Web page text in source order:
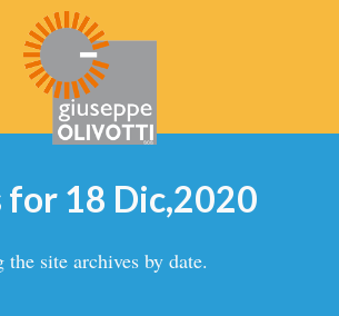
for 18 Dic,2020
site archives by date.